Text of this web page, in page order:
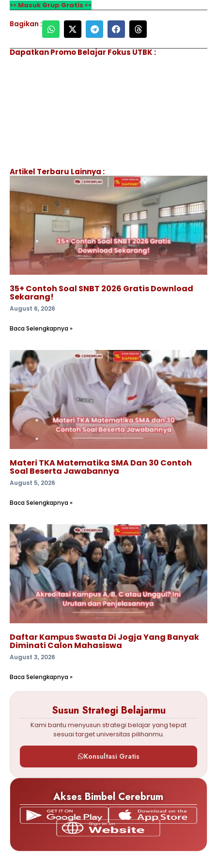
>> Masuk Grup Gratis <<
Bagikan :
Dapatkan Promo Belajar Fokus UTBK :
Artikel Terbaru Lainnya :
35+ Contoh Soal SNBT 2026 Gratis Download
Sekarang!
August 6, 2026
Baca Selengkapnya »
Materi TKA Matematika SMA Dan 30 Contoh
Soal Beserta Jawabannya
August 5, 2026
Baca Selengkapnya »
Daftar Kampus Swasta Di Jogja Yang Banyak
Diminati Calon Mahasiswa
August 3, 2026
Baca Selengkapnya »
Susun Strategi Belajarmu
Kami bantu menyusun strategi belajar yang tepat
sesuai target universitas pilihanmu.
Konsultasi Gratis
Akses Bimbel Cerebrum